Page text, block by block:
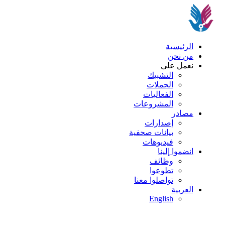
الرئيسية
من نحن
نعمل على
التشبيك
الحملات
الفعاليات
المشروعات
مصادر
إصدارات
بيانات صحفية
فيديوهات
انضموا إلينا
وظائف
تطوعوا
تواصلوا معنا
العربية
English